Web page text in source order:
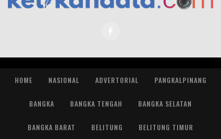
HOME NASIONAL ADVERTORIAL PANGKALPINANG
BANGKA BANGKA TENGAH BANGKA SELATAN
BANGKA BARAT BELITUNG BELITUNG TIMUR